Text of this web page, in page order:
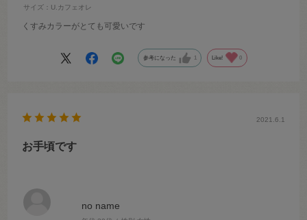
サイズ：U.カフェオレ
くすみカラーがとても可愛いです
参考になった 1 Like! 0
no name
2021.6.1
お手頃です